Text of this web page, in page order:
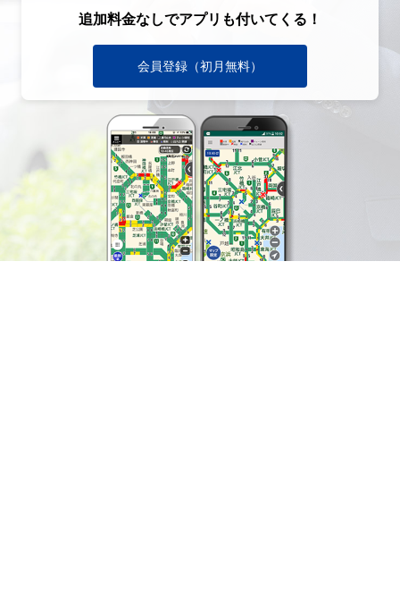
追加料金なしでアプリも付いてくる！
会員登録（初月無料）